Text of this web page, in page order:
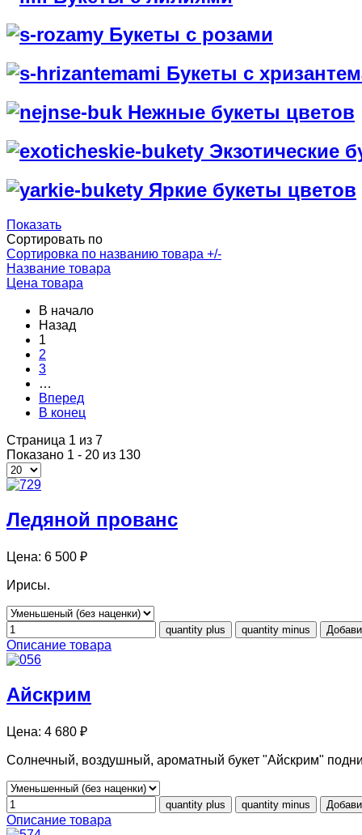
Букеты с розами
Букеты с
Нежные букеты цветов
Экзотические
Яркие букеты цветов
Показать
Сортировать по
Сортировка по названию товара +/-
Название товара
Цена товара
В начало
Назад
1
2
3
…
Вперед
В конец
Страница 1 из 7
Показано 1 - 20 из 130
Ледяной прованс
Цена: 6 500 ₽
Ирисы.
Описание товара
Айскрим
Цена: 4 680 ₽
Солнечный, воздушный, ароматный букет "Айскрим"
Описание товара